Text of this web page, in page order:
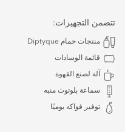
تتضمن التجهيزات:
منتجات حمام Diptyque
قائمة الوسادات
آلة لصنع القهوة
سماعة بلوتوث منبه
توفير فواكه يوميًا